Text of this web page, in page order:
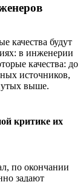
качества будут
в инженерии
качества: до
источников,
выше.
критике их
по окончании
задают